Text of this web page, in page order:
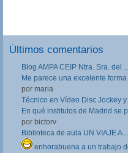
Últimos comentarios
Blog AMPA CEIP Ntra. Sra. del
Me parece una excelente
por maria
Técnico en Vídeo Disc Jockey
En qué institutos de Madrid se
por bictorv
Biblioteca de aula UN VIAJE A...
enhorabuena a un trabajo